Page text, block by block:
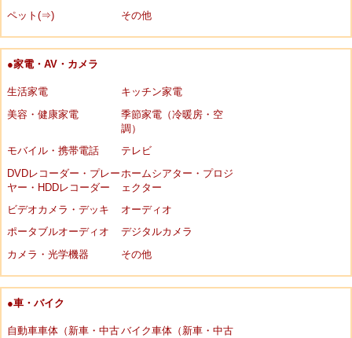
ペット(⇒)
その他
●家電・AV・カメラ
生活家電
キッチン家電
美容・健康家電
季節家電（冷暖房・空
調）
モバイル・携帯電話
テレビ
DVDレコーダー・プレー
ヤー・HDDレコーダー
ホームシアター・プロジ
ェクター
ビデオカメラ・デッキ
オーディオ
ポータブルオーディオ
デジタルカメラ
カメラ・光学機器
その他
●車・バイク
自動車車体（新車・中古バイク車体（新車・中古